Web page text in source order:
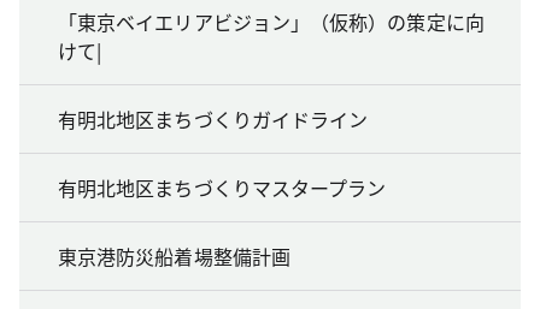
「東京ベイエリアビジョン」（仮称）の策定に向
けて|
有明北地区まちづくりガイドライン
有明北地区まちづくりマスタープラン
東京港防災船着場整備計画